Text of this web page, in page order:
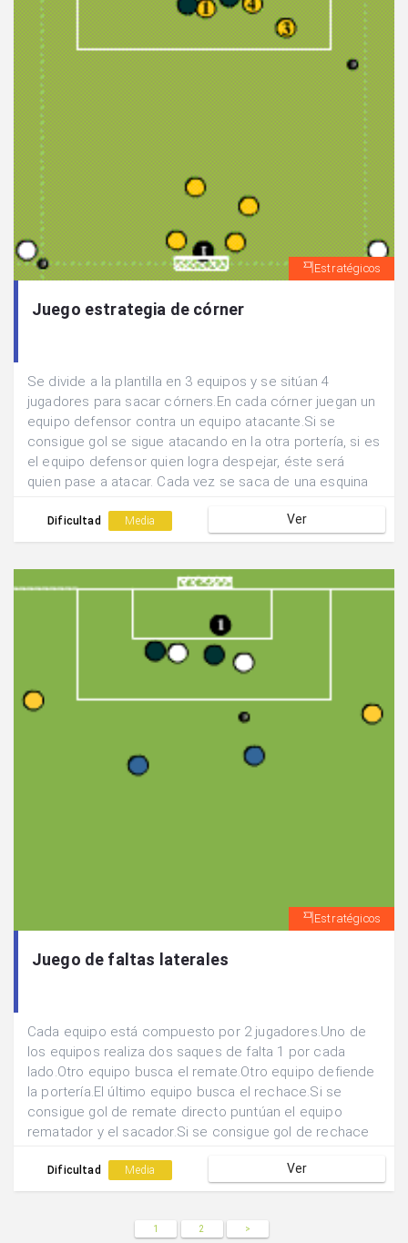
Estratégicos
Juego estrategia de córner
Se divide a la plantilla en 3 equipos y se sitúan 4
jugadores para sacar córners.En cada córner juegan un
equipo defensor contra un equipo atacante.Si se
consigue gol se sigue atacando en la otra portería, si es
el equipo defensor quien logra despejar, éste será
quien pase a atacar. Cada vez se saca de una esquina
cada equipo.
Dificultad Media Ver
Estratégicos
Juego de faltas laterales
Cada equipo está compuesto por 2 jugadores.Uno de
los equipos realiza dos saques de falta 1 por cada
lado.Otro equipo busca el remate.Otro equipo defiende
la portería.El último equipo busca el rechace.Si se
consigue gol de remate directo puntúan el equipo
rematador y el sacador.Si se consigue gol de rechace
rotan las posiciones.
Dificultad Media Ver
1 2 >